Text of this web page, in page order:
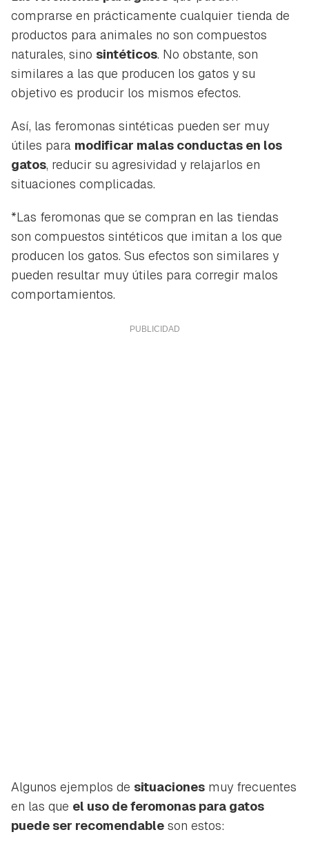
comprarse en prácticamente cualquier tienda de
productos para animales no son compuestos
naturales, sino sintéticos. No obstante, son
similares a las que producen los gatos y su
objetivo es producir los mismos efectos.
Así, las feromonas sintéticas pueden ser muy
útiles para modificar malas conductas en los
gatos, reducir su agresividad y relajarlos en
situaciones complicadas.
*Las feromonas que se compran en las tiendas
son compuestos sintéticos que imitan a los que
producen los gatos. Sus efectos son similares y
pueden resultar muy útiles para corregir malos
comportamientos.
Algunos ejemplos de situaciones muy frecuentes
en las que el uso de feromonas para gatos
puede ser recomendable son estos: